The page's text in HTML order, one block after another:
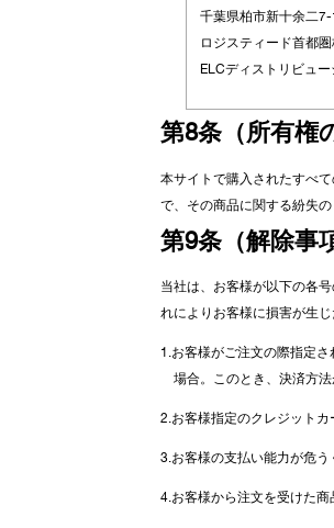
千葉県柏市新十余二
ロジスティード首都
ELCディストリビュ
第8条（所有権
本サイトで購入されたすべ
で、その商品に関する紛失
第9条（解除事
当社は、お客様が以下の各
れによりお客様に損害が生
1.お客様がご注文の際指定
場合。このとき、決済方
2.お客様指定のクレジット
3.お客様の支払い能力が危
4.お客様から注文を受けた